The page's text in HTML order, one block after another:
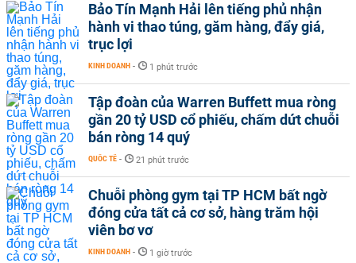
Bảo Tín Mạnh Hải lên tiếng phủ nhận
hành vi thao túng, găm hàng, đẩy giá,
trục lợi
KINH DOANH - 1 phút trước
Tập đoàn của Warren Buffett mua ròng
gần 20 tỷ USD cổ phiếu, chấm dứt chuỗi
bán ròng 14 quý
QUỐC TẾ - 21 phút trước
Chuỗi phòng gym tại TP HCM bất ngờ
đóng cửa tất cả cơ sở, hàng trăm hội
viên bơ vơ
KINH DOANH - 1 giờ trước